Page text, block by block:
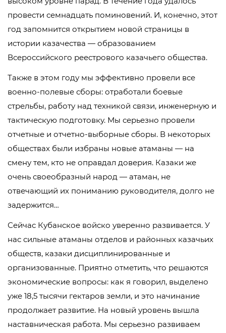
провести семнадцать поминовений. И, конечно, этот
год запомнится открытием новой страницы в
истории казачества — образованием
Всероссийского реестрового казачьего общества.
Также в этом году мы эффективно провели все
военно-полевые сборы: отработали боевые
стрельбы, работу над техникой связи, инженерную и
тактическую подготовку. Мы серьезно провели
отчетные и отчетно-выборные сборы. В некоторых
обществах были избраны новые атаманы — на
смену тем, кто не оправдал доверия. Казаки же
очень своеобразный народ — атаман, не
отвечающий их пониманию руководителя, долго не
задержится…
Сейчас Кубанское войско уверенно развивается. У
нас сильные атаманы отделов и районных казачьих
обществ, казаки дисциплинированные и
организованные. Приятно отметить, что решаются
экономические вопросы: как я говорил, выделено
уже 18,5 тысячи гектаров земли, и это начинание
продолжает развитие. На новый уровень вышла
наставническая работа. Мы серьезно развиваем